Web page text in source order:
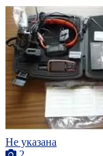
Не указана